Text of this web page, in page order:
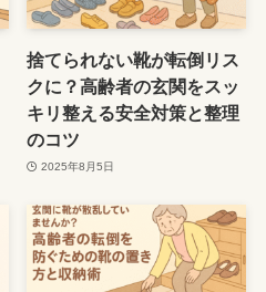
捨てられない靴が転倒リス
クに？高齢者の玄関をスッ
キリ整える安全対策と整理
のコツ
2025年8月5日